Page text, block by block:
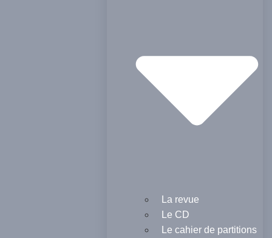
La revue
Le CD
Le cahier de partitions